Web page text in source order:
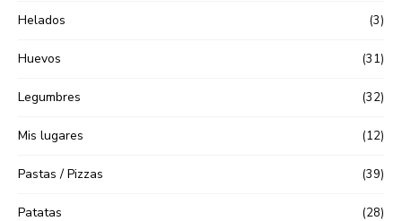
Helados (3)
Huevos (31)
Legumbres (32)
Mis lugares (12)
Pastas / Pizzas (39)
Patatas (28)